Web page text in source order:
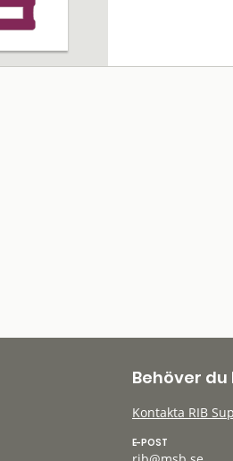
Behöver du
Kontakta RIB
E-POST